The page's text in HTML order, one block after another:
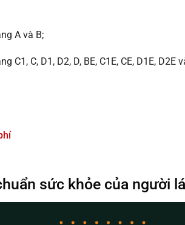
A và B;
C, D1, D2, D, BE, C1E, CE, D1E, D2E
sức khỏe của người